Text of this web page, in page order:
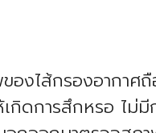
องไส้กรองอากาศ
เกิดการสึกหรอ ไม่